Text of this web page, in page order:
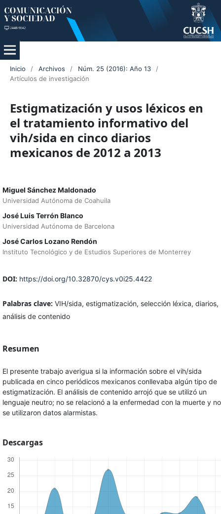
Inicio / Archivos / Núm. 25 (2016): Año 13
/
Artículos de investigación
Estigmatización y usos léxicos en
el tratamiento informativo del
vih/sida en cinco diarios
mexicanos de 2012 a 2013
Miguel Sánchez Maldonado
Universidad Autónoma de Coahuila
José Luis Terrón Blanco
Universidad Autónoma de Barcelona
José Carlos Lozano Rendón
Instituto Tecnológico y de Estudios Superiores de Monterrey
DOI: https://doi.org/10.32870/cys.v0i25.4422
Palabras clave: VIH/sida, estigmatización, selección léxica, diarios,
análisis de contenido
Resumen
El presente trabajo averigua si la información sobre el vih/sida
publicada en cinco periódicos mexicanos conllevaba algún tipo de
estigmatización. El análisis de contenido arrojó que se utilizó un
lenguaje neutro; no se relacionó a la enfermedad con la muerte y no
se utilizaron datos alarmistas.
Descargas